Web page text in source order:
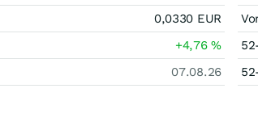
0,0330 EUR
+4,76%
07.08.26